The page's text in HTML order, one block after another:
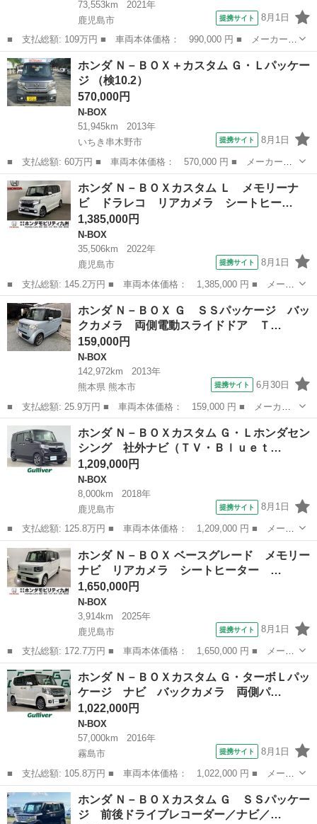
73,553km
2021年
鹿児島市
提携サイト 8月1日
■ 支払総額: 109万円 ■ 車両本体価格： 990,000 円 ■ メーカー
名： ホンダ ■ 車種名： Ｎ－ＢＯＸ ■ グレード名： Ｌ 純正
ナビ リアカメラ シートヒーター 追従型クルコン Ａストップ
Ｂｌｕｅｔｏｏ...
鹿児島 鹿児島市 N-BOX
ホンダ Ｎ－ＢＯＸ＋カスタム Ｇ・Ｌパッケー
ジ （検10.2）
570,000円
N-BOX
51,945km
2013年
いちき串木野市
提携サイト 8月1日
■ 支払総額: 60万円 ■ 車両本体価格： 570,000 円 ■ メーカー
名： ホンダ ■ 車種名： Ｎ－ＢＯＸ＋カスタム ■ グレード
名： Ｇ・Ｌパッケージ ■ 排気量： 660cc ■ ドア枚数： 5D ■
ミッシ...
鹿児島 いちき串木野市
ホンダ Ｎ－ＢＯＸカスタム Ｌ メモリーナ
ビ ドラレコ リアカメラ シートヒー…
1,385,000円
N-BOX
35,506km
2022年
鹿児島市
提携サイト 8月1日
■ 支払総額: 145.2万円 ■ 車両本体価格： 1,385,000 円 ■ メーカ
ー名： ホンダ ■ 車種名： Ｎ－ＢＯＸカスタム ■ グレード
名： Ｌ メモリーナビ ドラレコ リアカメラ シートヒーター
インテリキー...
鹿児島 鹿児島市 N-BOX
ホンダ Ｎ－ＢＯＸ Ｇ ＳＳパッケージ バッ
クカメラ 両側電動スライドドア Ｔ…
159,000円
N-BOX
142,972km
2013年
熊本県 熊本市
提携サイト 6月30日
■ 支払総額: 25.9万円 ■ 車両本体価格： 159,000 円 ■ メーカー
名： ホンダ ■ 車種名： Ｎ－ＢＯＸ ■ グレード名： Ｇ ＳＳ
パッケージ バックカメラ 両側電動スライドドア ＴＶ スマート
キー アイド...
熊本 熊本市 N-BOX
ホンダ Ｎ－ＢＯＸカスタム Ｇ・Ｌホンダセン
シング 社外ナビ（ＴＶ・Ｂｌｕｅｔ…
1,209,000円
N-BOX
8,000km
2018年
鹿児島市
提携サイト 8月1日
■ 支払総額: 125.8万円 ■ 車両本体価格： 1,209,000 円 ■ メーカ
ー名： ホンダ ■ 車種名： Ｎ－ＢＯＸカスタム ■ グレード
名： Ｇ・Ｌホンダセンシング 社外ナビ（ＴＶ・Ｂｌｕｅｔｏｏｔ
ｈ・ＤＶＤ）...
鹿児島 鹿児島市 N-BOX
ホンダ Ｎ－ＢＯＸ ベースグレード メモリー
ナビ リアカメラ シートヒーター …
1,650,000円
N-BOX
3,914km
2025年
鹿児島市
提携サイト 8月1日
■ 支払総額: 172.7万円 ■ 車両本体価格： 1,650,000 円 ■ メーカ
ー名： ホンダ ■ 車種名： Ｎ－ＢＯＸ ■ グレード名： ベース
グレード メモリーナビ リアカメラ シートヒーター 片側電動ス
ライド ...
鹿児島 鹿児島市 N-BOX
ホンダ Ｎ－ＢＯＸカスタム Ｇ・ターボＬパッ
ケージ ナビ バックカメラ 両側パ…
1,022,000円
N-BOX
57,000km
2016年
霧島市
提携サイト 8月1日
■ 支払総額: 105.8万円 ■ 車両本体価格： 1,022,000 円 ■ メーカ
ー名： ホンダ ■ 車種名： Ｎ－ＢＯＸカスタム ■ グレード
名： Ｇ・ターボＬパッケージ ナビ バックカメラ 両側パワース
ライドドア ...
鹿児島 霧島市 N-BOX
ホンダ Ｎ－ＢＯＸカスタム Ｇ ＳＳパッケー
ジ 前後ドライブレコーダー／ナビ／…